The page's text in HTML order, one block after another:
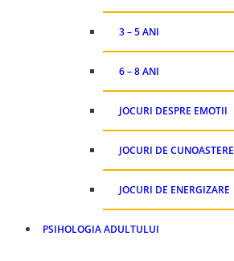
3 – 5 ANI
6 – 8 ANI
JOCURI DESPRE EMOTII
JOCURI DE CUNOASTERE
JOCURI DE ENERGIZARE
PSIHOLOGIA ADULTULUI